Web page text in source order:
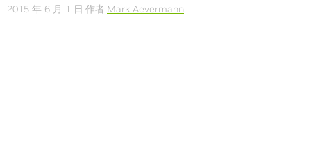
2015 年 6 月 1 日 作者 Mark Aevermann